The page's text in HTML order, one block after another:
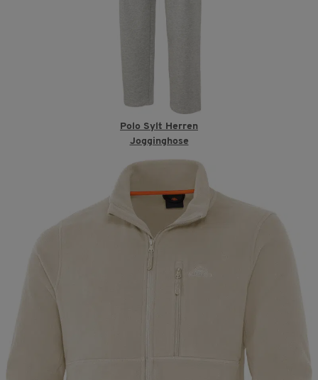
Polo Sylt Herren
Jogginghose